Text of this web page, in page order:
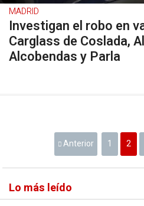
MADRID
Investigan el robo en
Carglass de Coslada,
Alcobendas y Parla
Anterior 1 2
Lo más leído